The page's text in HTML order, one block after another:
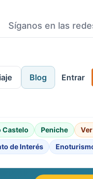
Síganos en las
Blog Entrar
Castelo Peniche
de Interés